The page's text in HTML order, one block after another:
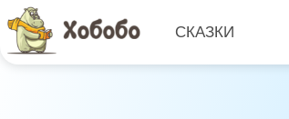
СКАЗКИ